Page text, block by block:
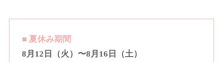
■ 夏休み期間
8月12日（火）〜8月16日（土）